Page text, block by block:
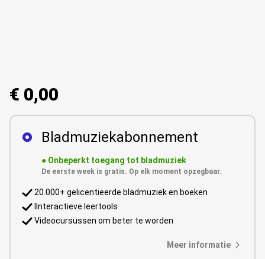
€ 0,00
Bladmuziekabonnement
● Onbeperkt toegang tot bladmuziek
De eerste week is gratis. Op elk moment opzegbaar.
20.000+ gelicentieerde bladmuziek en boeken
IInteractieve leertools
Videocursussen om beter te worden
Meer informatie